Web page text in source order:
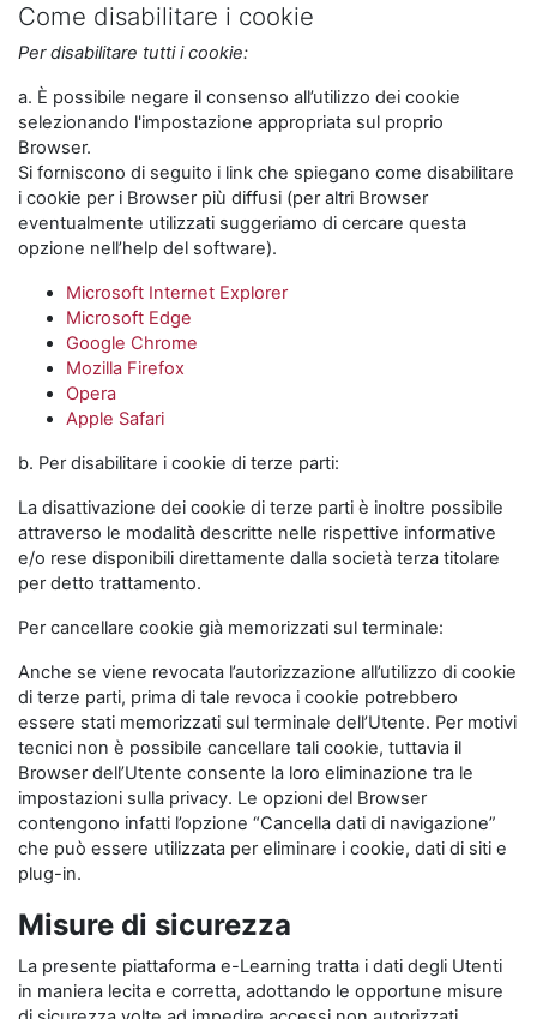
Come disabilitare i cookie
Per disabilitare tutti i cookie:
a. È possibile negare il consenso all’utilizzo dei cookie
selezionando l'impostazione appropriata sul proprio
Browser.
Si forniscono di seguito i link che spiegano come disabilitare
i cookie per i Browser più diffusi (per altri Browser
eventualmente utilizzati suggeriamo di cercare questa
opzione nell’help del software).
Microsoft Internet Explorer
Microsoft Edge
Google Chrome
Mozilla Firefox
Opera
Apple Safari
b. Per disabilitare i cookie di terze parti:
La disattivazione dei cookie di terze parti è inoltre possibile
attraverso le modalità descritte nelle rispettive informative
e/o rese disponibili direttamente dalla società terza titolare
per detto trattamento.
Per cancellare cookie già memorizzati sul terminale:
Anche se viene revocata l’autorizzazione all’utilizzo di cookie
di terze parti, prima di tale revoca i cookie potrebbero
essere stati memorizzati sul terminale dell’Utente. Per motivi
tecnici non è possibile cancellare tali cookie, tuttavia il
Browser dell’Utente consente la loro eliminazione tra le
impostazioni sulla privacy. Le opzioni del Browser
contengono infatti l’opzione “Cancella dati di navigazione”
che può essere utilizzata per eliminare i cookie, dati di siti e
plug-in.
Misure di sicurezza
La presente piattaforma e-Learning tratta i dati degli Utenti
in maniera lecita e corretta, adottando le opportune misure